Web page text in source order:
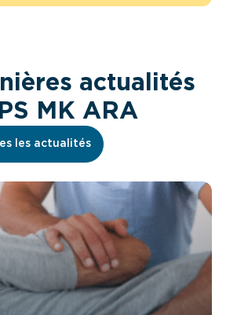
actualités
MK ARA
les actualités